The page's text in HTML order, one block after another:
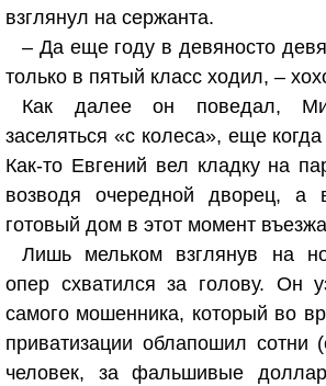
взглянул на сержанта.
– Да еще году в девяносто
только в пятый класс ходил, –
Как далее он поведал,
заселяться «с колеса», еще
Как-то Евгений вел кладку на
возводя очередной дворец, а
готовый дом в этот момент
Лишь мельком взглянув на
опер схватился за голову. Он
самого мошенника, который во
приватизации облапошил сотни
человек, за фальшивые